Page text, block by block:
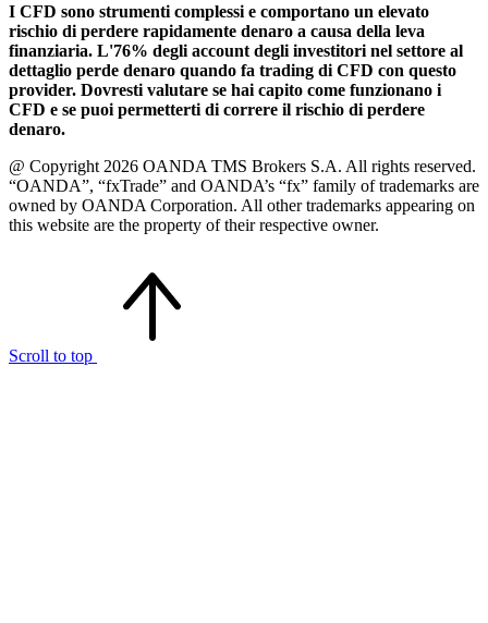
I CFD sono strumenti complessi e comportano un elevato
rischio di perdere rapidamente denaro a causa della leva
finanziaria. L'76% degli account degli investitori nel settore al
dettaglio perde denaro quando fa trading di CFD con questo
provider. Dovresti valutare se hai capito come funzionano i
CFD e se puoi permetterti di correre il rischio di perdere
denaro.
@ Copyright 2026 OANDA TMS Brokers S.A. All rights reserved.
“OANDA”, “fxTrade” and OANDA’s “fx” family of trademarks are
owned by OANDA Corporation. All other trademarks appearing on
this website are the property of their respective owner.
Scroll to top